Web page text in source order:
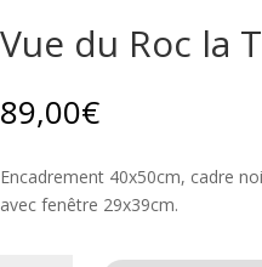
Vue du Roc la
89,00€
Encadrement 40x50cm, cadre
avec fenêtre 29x39cm.